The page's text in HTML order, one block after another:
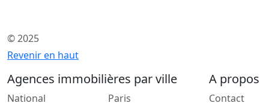
© 2025
Revenir en haut
Agences immobilières par ville
National
Paris
A propos
Contact